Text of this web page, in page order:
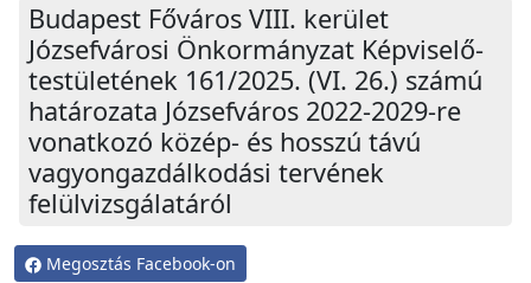
Budapest Főváros VIII. kerület
Józsefvárosi Önkormányzat Képviselő-
testületének 161/2025. (VI. 26.) számú
határozata Józsefváros 2022-2029-re
vonatkozó közép- és hosszú távú
vagyongazdálkodási tervének
felülvizsgálatáról
Megosztás Facebook-on